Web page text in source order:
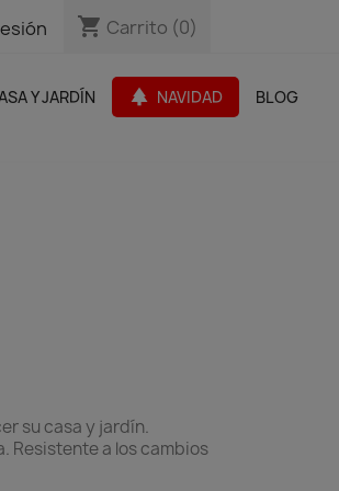
shopping_cart Carrito (0)
shopping_cart Carrito (0)
Y JARDÍN park NAVIDAD BLOG
su casa y jardín.
Resistente a los cambios